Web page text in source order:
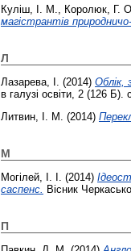
Куліш, І. М., Королюк, Г.
магістрантів
Л
Лазарева, І. (2014) Облік,
в галузі освіти, 2 (126 Б).
Литвин, І. М.
(2014)
М
Могілей, І. І. (2014)
саспенс. Вісник
П